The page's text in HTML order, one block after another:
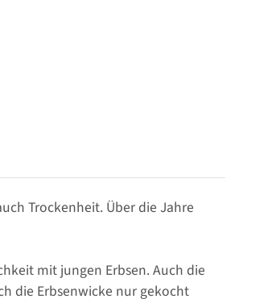
Trockenheit. Über die Jahre
mit jungen Erbsen. Auch die
die Erbsenwicke nur gekocht